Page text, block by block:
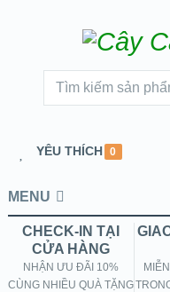
YÊU THÍCH 0
MENU
CHECK-IN TẠI
CỬA HÀNG
NHẬN ƯU ĐÃI 10%
CÙNG NHIỀU QUÀ TẶNG